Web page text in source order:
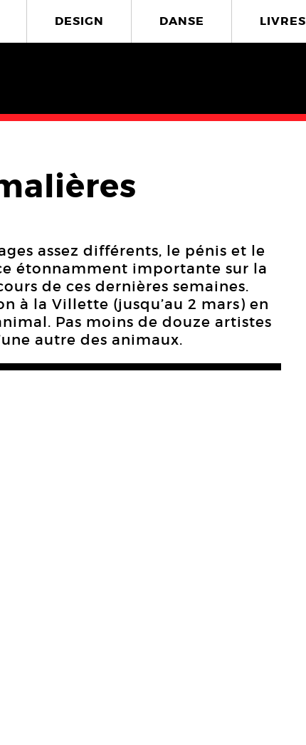
DESIGN DANSE LIVRES
assez différents, le pénis et le
étonnamment importante sur la
de ces dernières semaines.
à la Villette (jusqu’au 2 mars) en
Pas moins de douze artistes
autre des animaux.